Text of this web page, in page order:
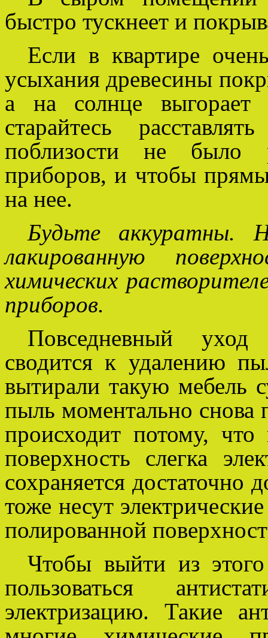
быстро тускнеет и
Если в квартире
усыхания древесины
а на солнце выгорает
старайтесь
поблизости не было
приборов, и чтобы
на нее.
Будьте аккуратны.
лакированную
химических
приборов.
Повседневный
сводится к удалению
вытирали такую мебель
пыль моментально снова
происходит потому,
поверхность слегка
сохраняется достаточно
тоже несут
полированной
Чтобы выйти из
пользоваться
электризацию. Такие